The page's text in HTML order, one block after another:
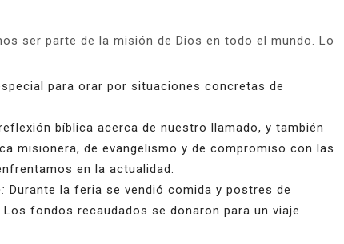
ser parte de la misión de Dios en todo el mundo. Lo
para orar por situaciones concretas de
bíblica acerca de nuestro llamado, y también
misionera, de evangelismo y de compromiso con las
en la actualidad.
Durante la feria se vendió comida y postres de
fondos recaudados se donaron para un viaje